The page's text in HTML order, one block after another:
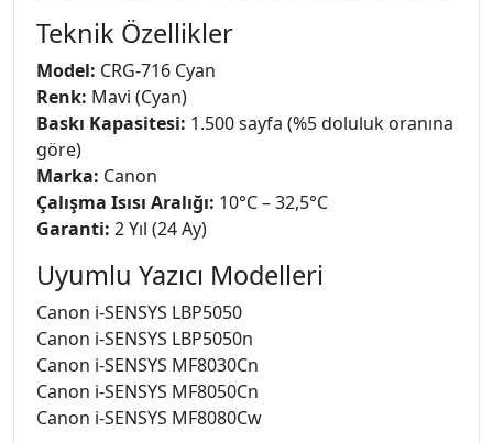
Teknik Özellikler
Model: CRG-716 Cyan
Renk: Mavi (Cyan)
Baskı Kapasitesi: 1.500 sayfa (%5 doluluk oranına
göre)
Marka: Canon
Çalışma Isısı Aralığı: 10°C – 32,5°C
Garanti: 2 Yıl (24 Ay)
Uyumlu Yazıcı Modelleri
Canon i-SENSYS LBP5050
Canon i-SENSYS LBP5050n
Canon i-SENSYS MF8030Cn
Canon i-SENSYS MF8050Cn
Canon i-SENSYS MF8080Cw